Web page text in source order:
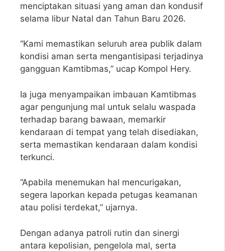
menciptakan situasi yang aman dan kondusif
selama libur Natal dan Tahun Baru 2026.
“Kami memastikan seluruh area publik dalam
kondisi aman serta mengantisipasi terjadinya
gangguan Kamtibmas,” ucap Kompol Hery.
Ia juga menyampaikan imbauan Kamtibmas
agar pengunjung mal untuk selalu waspada
terhadap barang bawaan, memarkir
kendaraan di tempat yang telah disediakan,
serta memastikan kendaraan dalam kondisi
terkunci.
“Apabila menemukan hal mencurigakan,
segera laporkan kepada petugas keamanan
atau polisi terdekat,” ujarnya.
Dengan adanya patroli rutin dan sinergi
antara kepolisian, pengelola mal, serta